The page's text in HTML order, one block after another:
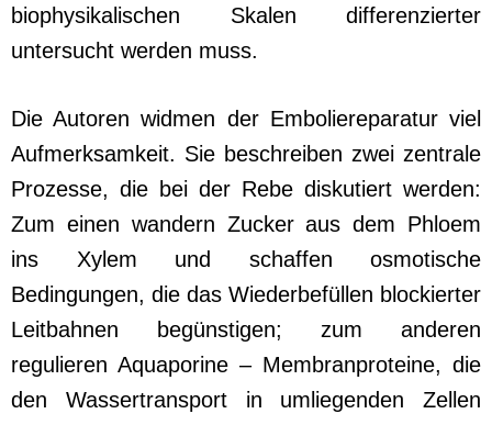
biophysikalischen Skalen differenzierter
untersucht werden muss.
Die Autoren widmen der Emboliereparatur viel
Aufmerksamkeit. Sie beschreiben zwei zentrale
Prozesse, die bei der Rebe diskutiert werden:
Zum einen wandern Zucker aus dem Phloem
ins Xylem und schaffen osmotische
Bedingungen, die das Wiederbefüllen blockierter
Leitbahnen begünstigen; zum anderen
regulieren Aquaporine – Membranproteine, die
den Wassertransport in umliegenden Zellen